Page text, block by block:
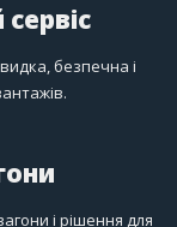
безпечна і
і рішення для